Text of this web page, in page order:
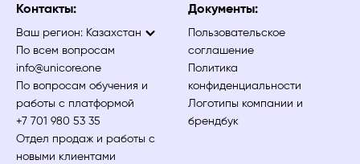
Контакты:
Ваш регион: Казахстан
По всем вопросам
info@unicore.one
По вопросам обучения и
работы с платформой
+7 701 980 53 35
Отдел продаж и работы с
новыми клиентами
Документы:
Пользовательское
соглашение
Политика
конфиденциальности
Логотипы компании и
брендбук